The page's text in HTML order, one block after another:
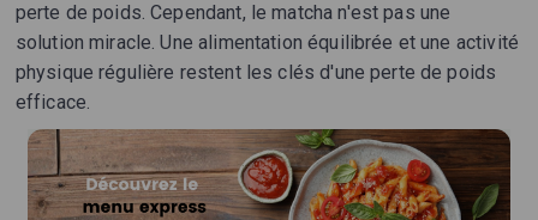
perte de poids. Cependant, le matcha n'est pas une
solution miracle. Une alimentation équilibrée et une activité
physique régulière restent les clés d'une perte de poids
efficace.